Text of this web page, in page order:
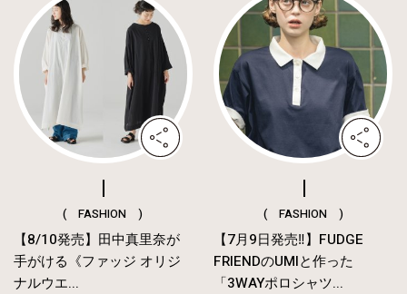
( FASHION )
【8/10発売】田中真里奈が
手がける《ファッジ オリジ
ナルウエ...
( FASHION )
【7月9日発売‼︎】FUDGE
FRIENDのUMIと作った
「3WAYポロシャツ...